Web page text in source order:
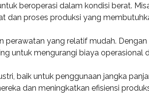
beroperasi dalam kondisi berat.
dan proses produksi yang
yang relatif mudah.
untuk mengurangi biaya operasional
baik untuk penggunaan jangka
dan meningkatkan efisiensi